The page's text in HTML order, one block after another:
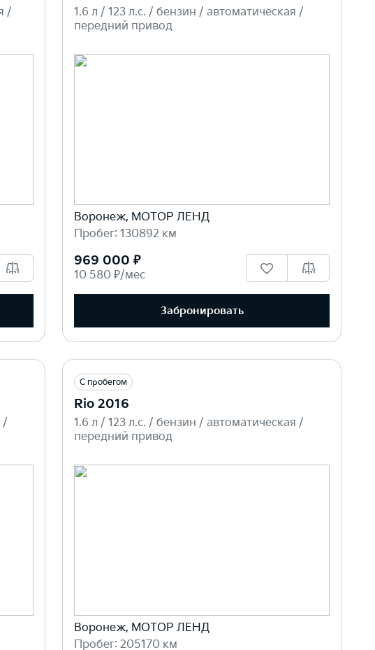
/
1.6 л / 123 л.c. / бензин / автоматическая /
передний привод
Воронеж, МОТОР ЛЕНД
Пробег: 130892 км
969 000 ₽
10 580 ₽/мес
Забронировать
/
С пробегом
Rio 2016
1.6 л / 123 л.c. / бензин / автоматическая /
передний привод
Воронеж, МОТОР ЛЕНД
Пробег: 205170 км